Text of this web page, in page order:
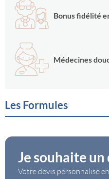
Bonus fidélité
Médecines
Les Formules
Exemples des remboursements
Je souhaite un
Votre devis personnalisé